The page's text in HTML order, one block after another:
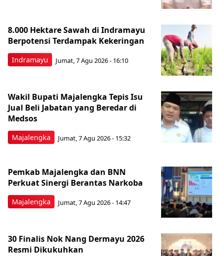
Indramayu
8.000 Hektare Sawah di Indramayu
Berpotensi Terdampak Kekeringan
Jumat, 7 Agu 2026 - 16:10
Majalengka
Wakil Bupati Majalengka Tepis Isu
Jual Beli Jabatan yang Beredar di
Medsos
Jumat, 7 Agu 2026 - 15:32
Majalengka
Pemkab Majalengka dan BNN
Perkuat Sinergi Berantas Narkoba
Jumat, 7 Agu 2026 - 14:47
30 Finalis Nok Nang Dermayu 2026
Resmi Dikukuhkan